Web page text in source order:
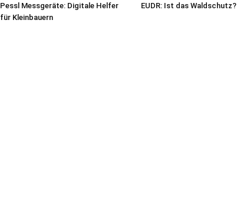
Pessl Messgeräte: Digitale Helfer
für Kleinbauern
EUDR: Ist das Waldschutz?